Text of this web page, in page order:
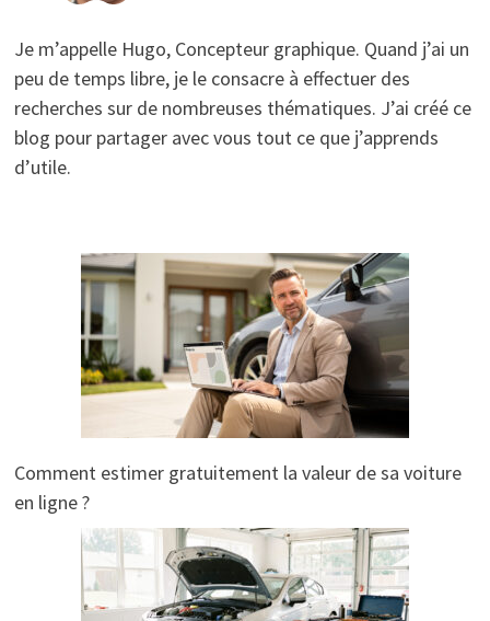
Je m’appelle Hugo, Concepteur graphique. Quand j’ai un
peu de temps libre, je le consacre à effectuer des
recherches sur de nombreuses thématiques. J’ai créé ce
blog pour partager avec vous tout ce que j’apprends
d’utile.
Comment estimer gratuitement la valeur de sa voiture
en ligne ?